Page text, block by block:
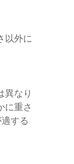
以外に
異なり
に重さ
する